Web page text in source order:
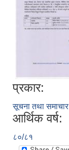
प्रकार:
सूचना तथा समाचार
आर्थिक वर्ष:
८०/८१